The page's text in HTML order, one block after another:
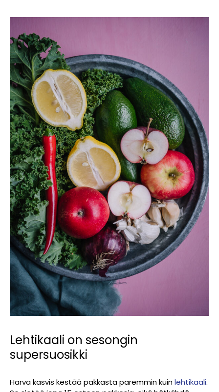
Lehtikaali on sesongin
supersuosikki
Harva kasvis kestää pakkasta paremmin kuinlehtikaali.